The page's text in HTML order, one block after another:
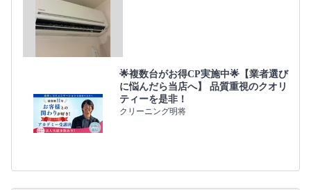
🌟複数台がお得CP実施中🌟【業者選び
に悩んだら当店へ】 品質重視のクオリ
ティーを是非！
クリーニング明将